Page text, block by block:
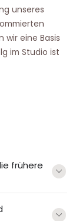
unseres
eine Basis
im Studio ist
frühere